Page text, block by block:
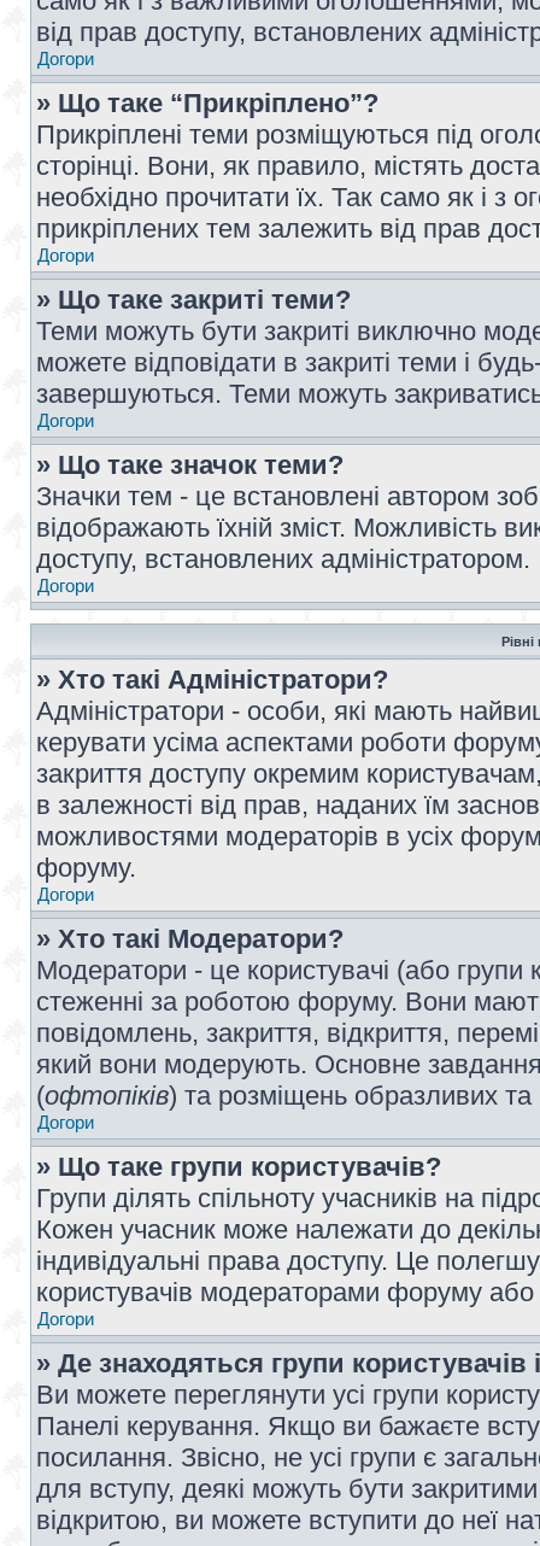
від прав доступу, встановлених
Догори
» Що таке “Прикріплено”?
Прикріплені теми розміщуються під
сторінці. Вони, як правило, містять
необхідно прочитати їх. Так само як і
прикріплених тем залежить від прав
Догори
» Що таке закриті теми?
Теми можуть бути закриті виключно
можете відповідати в закриті теми і
завершуються. Теми можуть
Догори
» Що таке значок теми?
Значки тем - це встановлені автором
відображають їхній зміст. Можливість
доступу, встановлених адміністратором.
Догори
Рівні
» Хто такі Адміністратори?
Адміністратори - особи, які мають
керувати усіма аспектами роботи
закриття доступу окремим
в залежності від прав, наданих їм
можливостями модераторів в усіх
форуму.
Догори
» Хто такі Модератори?
Модератори - це користувачі (або
стеженні за роботою форуму. Вони
повідомлень, закриття, відкриття,
який вони модерують. Основне
(офтопіків) та розміщень образливих
Догори
» Що таке групи користувачів?
Групи ділять спільноту учасників на
Кожен учасник може належати до
індивідуальні права доступу. Це
користувачів модераторами форуму
Догори
» Де знаходяться групи користувачів
Ви можете переглянути усі групи
Панелі керування. Якщо ви бажаєте
посилання. Звісно, не усі групи є
для вступу, деякі можуть бути
відкритою, ви можете вступити до неї